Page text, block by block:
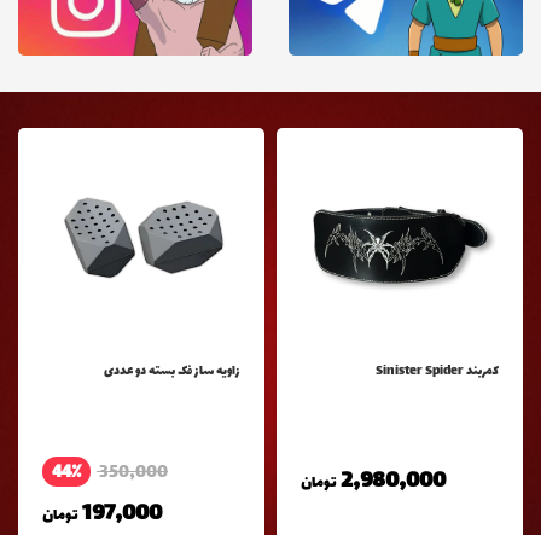
كمربند Sinister Spider
2,980,000تومان
زاویه ساز فک بسته دو عددی
350,000 44٪
197,000تومان